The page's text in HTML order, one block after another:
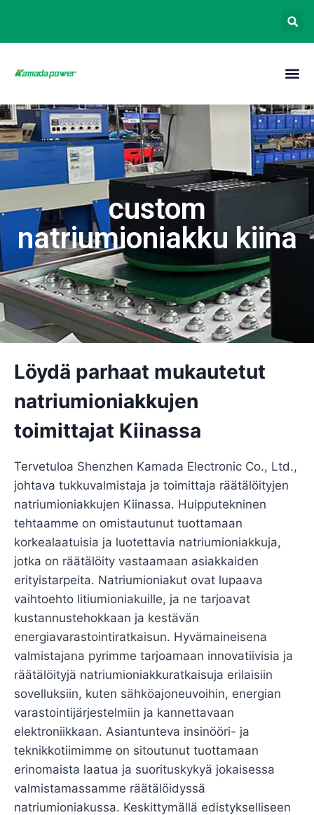
custom
natriumioniakku kiina
Löydä parhaat mukautetut
natriumioniakkujen
toimittajat Kiinassa
Tervetuloa Shenzhen Kamada Electronic Co., Ltd.,
johtava tukkuvalmistaja ja toimittaja räätälöityjen
natriumioniakkujen Kiinassa. Huipputekninen
tehtaamme on omistautunut tuottamaan
korkealaatuisia ja luotettavia natriumioniakkuja,
jotka on räätälöity vastaamaan asiakkaiden
erityistarpeita. Natriumioniakut ovat lupaava
vaihtoehto litiumioniakuille, ja ne tarjoavat
kustannustehokkaan ja kestävän
energiavarastointiratkaisun. Hyvämaineisena
valmistajana pyrimme tarjoamaan innovatiivisia ja
räätälöityjä natriumioniakkuratkaisuja erilaisiin
sovelluksiin, kuten sähköajoneuvoihin, energian
varastointijärjestelmiin ja kannettavaan
elektroniikkaan. Asiantunteva insinööri- ja
teknikkotiimimme on sitoutunut tuottamaan
erinomaista laatua ja suorituskykyä jokaisessa
valmistamassamme räätälöidyssä
natriumioniakussa. Keskittymällä edistykselliseen